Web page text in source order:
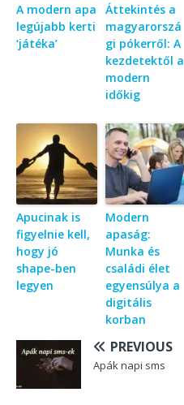
A modern apa
legújabb kerti
‘játéka’
Áttekintés a
magyarorszá
gi pókerről: A
kezdetektől a
modern
időkig
Apucinak is
figyelnie kell,
hogy jó
shape-ben
legyen
Modern
apaság:
Munka és
családi élet
egyensúlya a
digitális
korban
PREVIOUS
Apák napi sms